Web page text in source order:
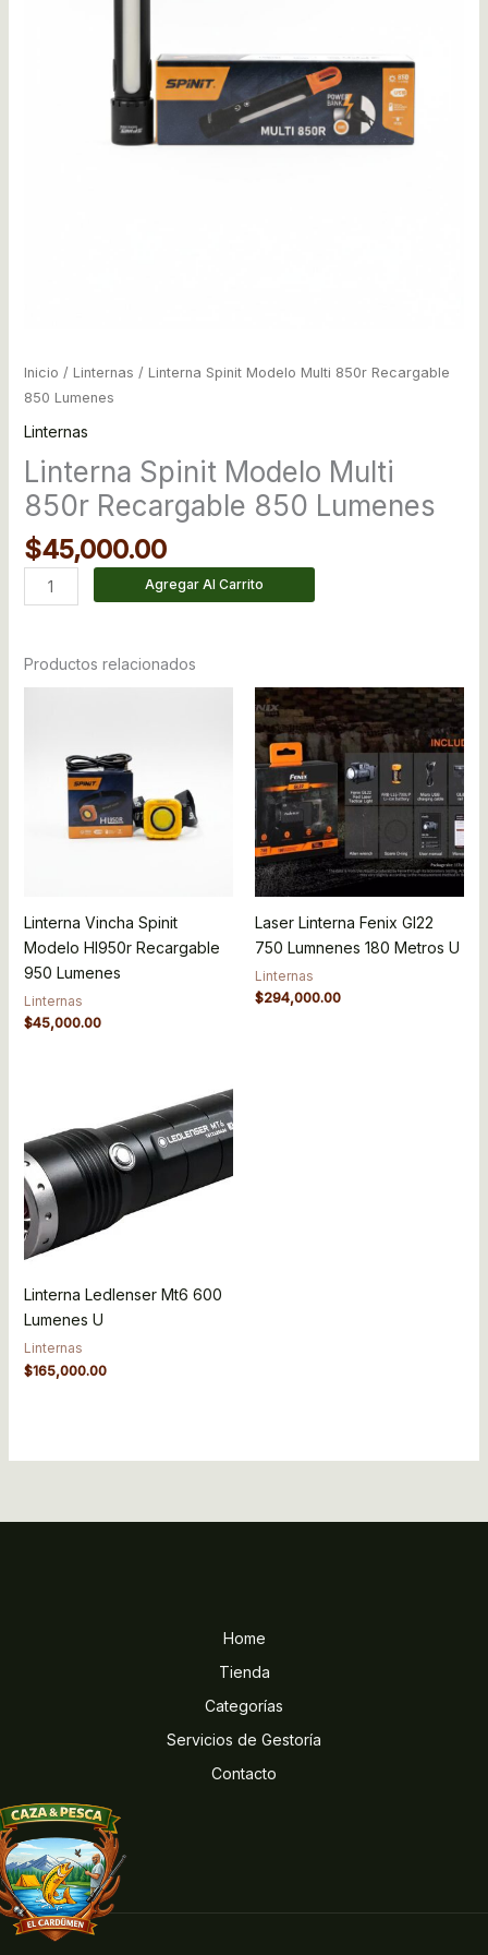
Inicio / Linternas / Linterna Spinit Modelo Multi 850r Recargable
850 Lumenes
Linternas
Linterna Spinit Modelo Multi
850r Recargable 850 Lumenes
$45,000.00
Agregar Al Carrito
Productos relacionados
Linterna Vincha Spinit
Modelo Hl950r Recargable
950 Lumenes
Linternas
$45,000.00
Laser Linterna Fenix Gl22
750 Lumnenes 180 Metros U
Linternas
$294,000.00
Linterna Ledlenser Mt6 600
Lumenes U
Linternas
$165,000.00
Home
Tienda
Categorías
Servicios de Gestoría
Contacto